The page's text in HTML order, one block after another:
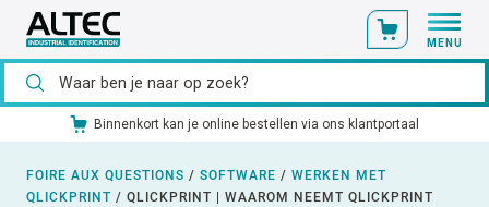
MENU
ons klantportaal Ons catalogusmateriaal standaard uit
FOIRE AUX QUESTIONS / SOFTWARE / WERKEN MET
QLICKPRINT / QLICKPRINT | WAAROM NEEMT QLICKPRINT